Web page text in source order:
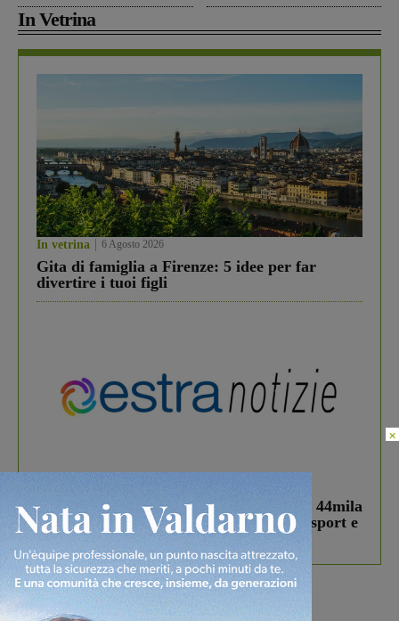
In Vetrina
In vetrina 6 Agosto 2026
Gita di famiglia a Firenze: 5 idee per far
divertire i tuoi figli
Estra Notizie agosto: Smart Cities, oltre 44mila
studenti coinvolti, torna il bando per lo sport e
debutta il podcast Estrair
×